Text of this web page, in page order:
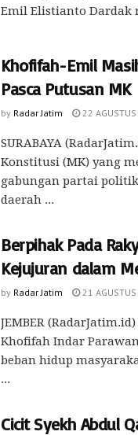
Emil Elistianto Dardak
Khofifah-Emil
Pasca Putusan MK
by Radar Jatim 22
SURABAYA
Konstitusi (MK) yang
gabungan partai
daerah ...
Berpihak Pada
Kejujuran dalam
by Radar Jatim 21
JEMBER
Khofifah Indar
beban hidup
...
Cicit Syekh Abdul